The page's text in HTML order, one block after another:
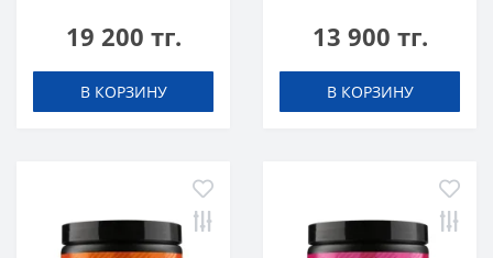
19 200 тг.
В КОРЗИНУ
Energy 270 g Blue
13 900 тг.
В КОРЗИНУ